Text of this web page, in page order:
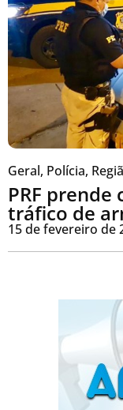
Geral, Polícia,
PRF
tráfico de
15 de fevereiro de